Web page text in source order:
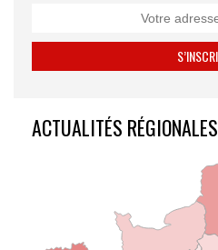
ACTUALITÉS RÉGIONALES